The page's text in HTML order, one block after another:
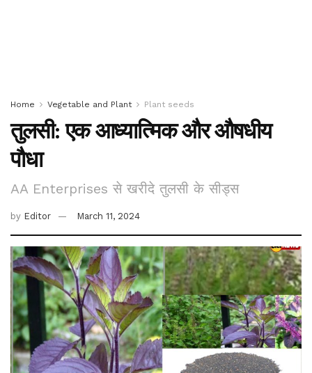
Home Vegetable and Plant Plant seeds
तुलसी: एक आध्यात्मिक और औषधीय
पौधा
AA Enterprises से खरीदे तुलसी के सीड्स
by Editor March 11, 2024